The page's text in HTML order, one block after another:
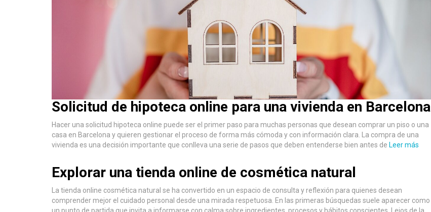
Solicitud de hipoteca online para una vivienda en Barcelona
Hacer una solicitud hipoteca online puede ser el primer paso para muchas personas que desean comprar un piso o una
casa en Barcelona y quieren gestionar el proceso de forma más cómoda y con información clara. La compra de una
vivienda es una decisión importante que conlleva una serie de pasos que deben entenderse bien antes de Leer más
Explorar una tienda online de cosmética natural
La tienda online cosmética natural se ha convertido en un espacio de consulta y reflexión para quienes desean
comprender mejor el cuidado personal desde una mirada respetuosa. En las primeras búsquedas suele aparecer como
un punto de partida que invita a informarse con calma sobre ingredientes, procesos y hábitos conscientes. Lejos de la